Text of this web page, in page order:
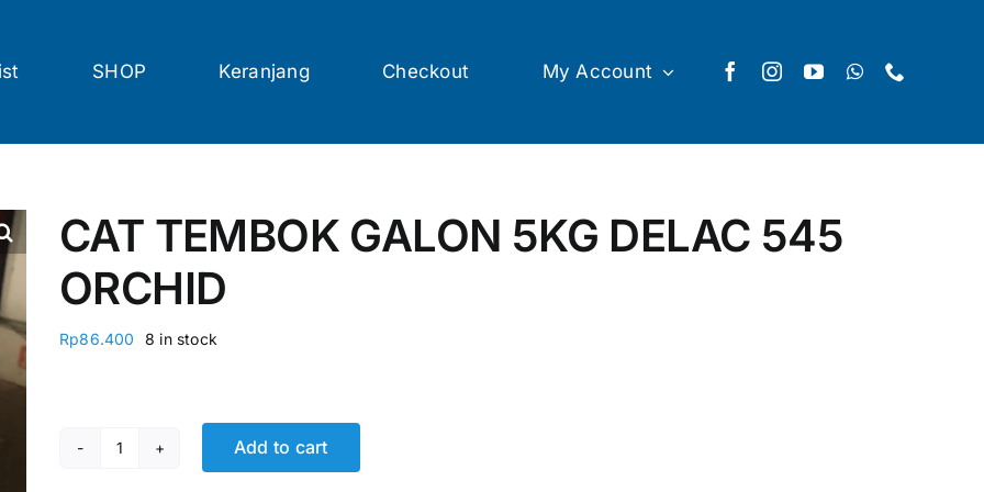
SHOP Keranjang Checkout My Account
CAT TEMBOK GALON 5KG DELAC 545
ORCHID
Rp86.400 8 in stock
CAT TEMBOK GALON 5KG DELAC 545 ORCHID quantity
Add to cart